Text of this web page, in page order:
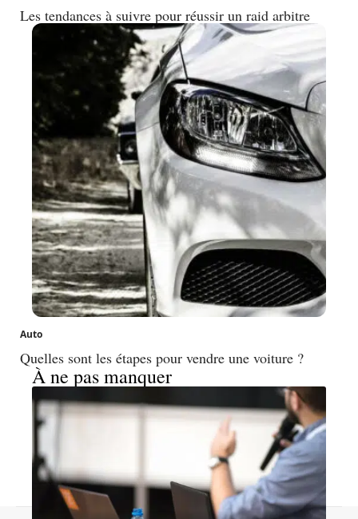
Les tendances à suivre pour réussir un raid arbitre
Auto
Quelles sont les étapes pour vendre une voiture ?
À ne pas manquer